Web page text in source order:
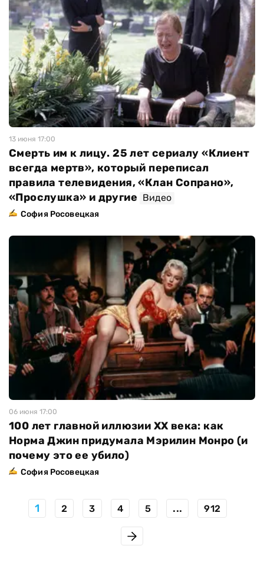
13 июня 17:00
Смерть им к лицу. 25 лет сериалу «Клиент
всегда мертв», который переписал
правила телевидения, «Клан Сопрано»,
«Прослушка» и другие Видео
София Росовецкая
06 июня 17:00
100 лет главной иллюзии ХХ века: как
Норма Джин придумала Мэрилин Монро (и
почему это ее убило)
София Росовецкая
1 2 3 4 5 ... 912